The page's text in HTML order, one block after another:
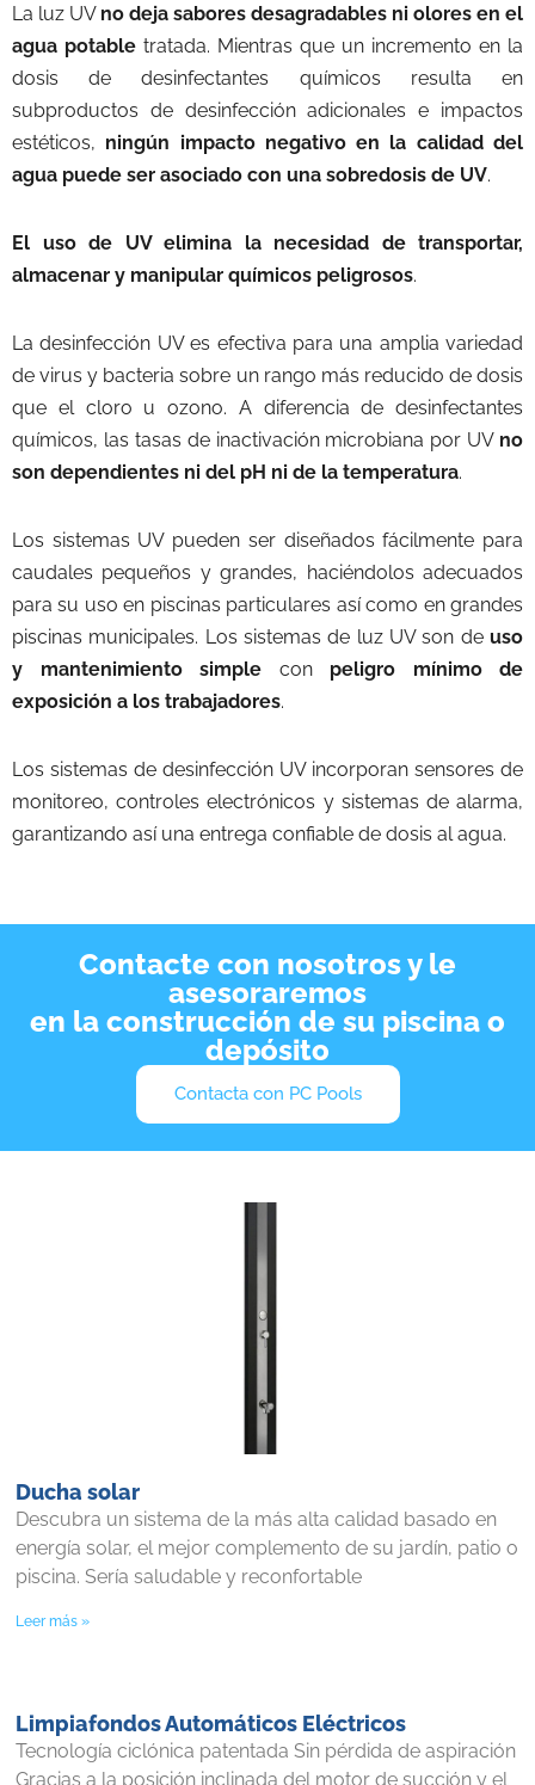
La luz UV no deja sabores desagradables ni olores en el
agua potable tratada. Mientras que un incremento en la
dosis de desinfectantes químicos resulta en
subproductos de desinfección adicionales e impactos
estéticos, ningún impacto negativo en la calidad del
agua puede ser asociado con una sobredosis de UV.
El uso de UV elimina la necesidad de transportar,
almacenar y manipular químicos peligrosos.
La desinfección UV es efectiva para una amplia variedad
de virus y bacteria sobre un rango más reducido de dosis
que el cloro u ozono. A diferencia de desinfectantes
químicos, las tasas de inactivación microbiana por UV no
son dependientes ni del pH ni de la temperatura.
Los sistemas UV pueden ser diseñados fácilmente para
caudales pequeños y grandes, haciéndolos adecuados
para su uso en piscinas particulares así como en grandes
piscinas municipales. Los sistemas de luz UV son de uso
y mantenimiento simple con peligro mínimo de
exposición a los trabajadores.
Los sistemas de desinfección UV incorporan sensores de
monitoreo, controles electrónicos y sistemas de alarma,
garantizando así una entrega confiable de dosis al agua.
Contacte con nosotros y le
asesoraremos
en la construcción de su piscina o
depósito
Contacta con PC Pools
Ducha solar
Descubra un sistema de la más alta calidad basado en
energía solar, el mejor complemento de su jardín, patio o
piscina. Sería saludable y reconfortable
Leer más »
Limpiafondos Automáticos Eléctricos
Tecnología ciclónica patentada Sin pérdida de aspiración
Gracias a la posición inclinada del motor de succión y el